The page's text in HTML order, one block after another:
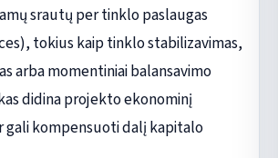
srautų per tinklo paslaugas
tokius kaip tinklo stabilizavimas,
arba momentiniai balansavimo
didina projekto ekonominį
kompensuoti dalį kapitalo